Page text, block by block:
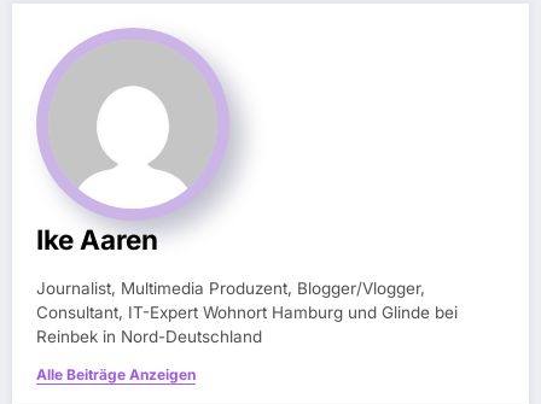
Ike Aaren
Journalist, Multimedia Produzent, Blogger/Vlogger,
Consultant, IT-Expert Wohnort Hamburg und Glinde bei
Reinbek in Nord-Deutschland
Alle Beiträge Anzeigen